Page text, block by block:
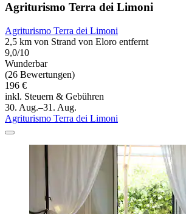
Agriturismo Terra dei Limoni
Agriturismo Terra dei Limoni
2,5 km von Strand von Eloro entfernt
9,0/10
Wunderbar
(26 Bewertungen)
196 €
inkl. Steuern & Gebühren
30. Aug.–31. Aug.
Agriturismo Terra dei Limoni